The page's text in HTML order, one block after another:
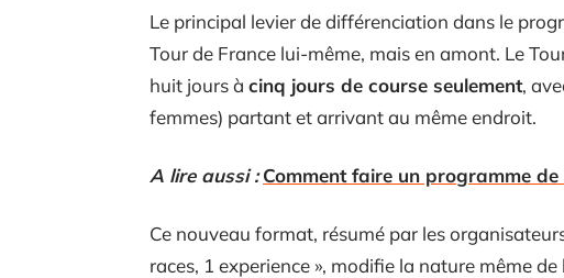
Le principal levier de différenciation dans le
Tour de France lui-même, mais en amont. Le
huit jours à cinq jours de course seulement,
femmes) partant et arrivant au même endroit.
A lire aussi : Comment faire un programme
Ce nouveau format, résumé par les
races, 1 experience », modifie la nature même